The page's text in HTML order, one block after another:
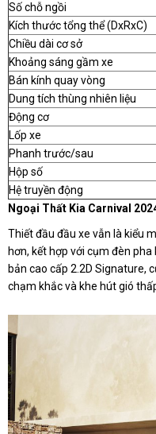
Số chỗ ngồi
Kích thước tổng thể (DxRxC)
Chiều dài cơ sở
Khoảng sáng gầm xe
Bán kính quay vòng
Dung tích thùng nhiên liệu
Động cơ
Lốp xe
Phanh trước/sau
Hộp số
Hệ truyền động
Ngoại Thất Kia Carnival
Thiết đầu đầu xe vẫn là kiểu
hơn, kết hợp với cụm đèn pha
bản cao cấp 2.2D Signature,
chạm khắc và khe hút gió